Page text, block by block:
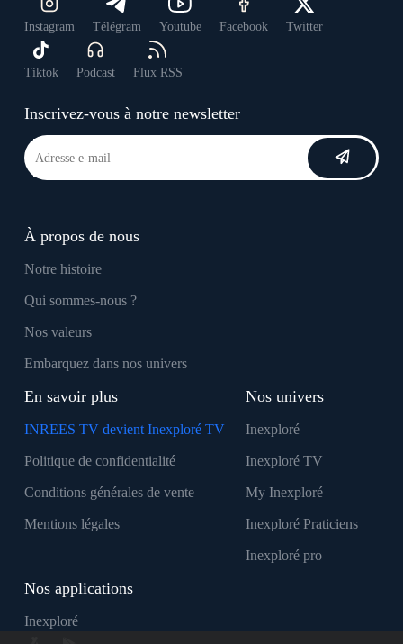
Instagram Télégram Youtube Facebook Twitter
Tiktok Podcast Flux RSS
Inscrivez-vous à notre newsletter
À propos de nous
Notre histoire
Qui sommes-nous ?
Nos valeurs
Embarquez dans nos univers
En savoir plus
INREES TV devient Inexploré TV
Politique de confidentialité
Conditions générales de vente
Mentions légales
Nos univers
Inexploré
Inexploré TV
My Inexploré
Inexploré Praticiens
Inexploré pro
Nos applications
Inexploré